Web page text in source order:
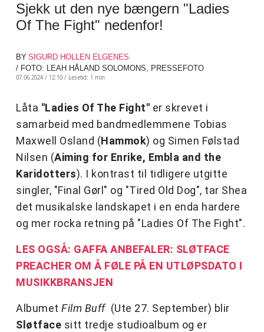
Sjekk ut den nye bængern "Ladies
Of The Fight" nedenfor!
BY SIGURD HOLLEN ELGENES
/ FOTO: LEAH HÅLAND SOLOMONS, PRESSEFOTO
07.06.2024 / 12:10 / Lesetid: 1 min
Låta "Ladies Of The Fight" er skrevet i
samarbeid med bandmedlemmene Tobias
Maxwell Osland (Hammok) og Simen Følstad
Nilsen (Aiming for Enrike, Embla and the
Karidotters). I kontrast til tidligere utgitte
singler, "Final Gørl" og "Tired Old Dog", tar Shea
det musikalske landskapet i en enda hardere
og mer rocka retning på "Ladies Of The Fight".
LES OGSÅ: GAFFA ANBEFALER: SLØTFACE
PREACHER OM Å FØLE PÅ EN UTLØPSDATO I
MUSIKKBRANSJEN
Albumet Film Buff(Ute 27. September) blir
Sløtface sitt tredje studioalbum og er